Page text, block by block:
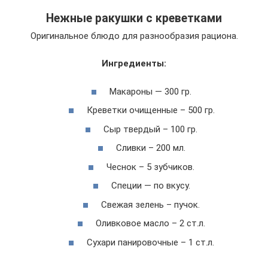
Нежные ракушки с креветками
Оригинальное блюдо для разнообразия рациона.
Ингредиенты:
Макароны — 300 гр.
Креветки очищенные – 500 гр.
Сыр твердый – 100 гр.
Сливки – 200 мл.
Чеснок – 5 зубчиков.
Специи — по вкусу.
Свежая зелень – пучок.
Оливковое масло – 2 ст.л.
Сухари панировочные – 1 ст.л.